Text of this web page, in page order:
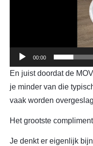
00:00
En juist doordat de
je minder van die
vaak worden
Het grootste
Je denkt er eigenlijk